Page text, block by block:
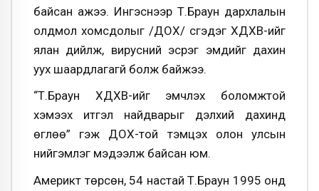
байсан ажээ. Ингэснээр Т.Браун дархлалын
олдмол хомсдолыг /ДОХ/ үүсгэдэг ХДХВ-ийг
ялан дийлж, вирусний эсрэг эмүүдийг дахин
уух шаардлагагүй болж байжээ.
“Т.Браун ХДХВ-ийг эмчлэх боломжтой
хэмээх итгэл найдварыг дэлхий дахинд
өглөө” гэж ДОХ-той тэмцэх олон улсын
нийгэмлэг мэдээлж байсан юм.
Америкт төрсөн, 54 настай Т.Браун 1995 онд